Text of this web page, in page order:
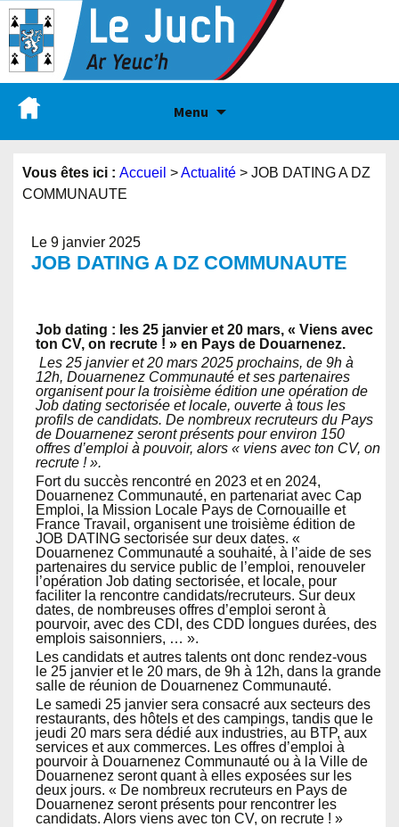
Menu
Vous êtes ici : Accueil >Actualité > JOB DATING A DZ
COMMUNAUTE
Le 9 janvier 2025
JOB DATING A DZ COMMUNAUTE
Job dating : les 25 janvier et 20 mars, « Viens avec
ton CV, on recrute ! » en Pays de Douarnenez.
Les 25 janvier et 20 mars 2025 prochains, de 9h à
12h, Douarnenez Communauté et ses partenaires
organisent pour la troisième édition une opération de
Job dating sectorisée et locale, ouverte à tous les
profils de candidats. De nombreux recruteurs du Pays
de Douarnenez seront présents pour environ 150
offres d’emploi à pouvoir, alors « viens avec ton CV, on
recrute ! ».
Fort du succès rencontré en 2023 et en 2024,
Douarnenez Communauté, en partenariat avec Cap
Emploi, la Mission Locale Pays de Cornouaille et
France Travail, organisent une troisième édition de
JOB DATING sectorisée sur deux dates. «
Douarnenez Communauté a souhaité, à l’aide de ses
partenaires du service public de l’emploi, renouveler
l’opération Job dating sectorisée, et locale, pour
faciliter la rencontre candidats/recruteurs. Sur deux
dates, de nombreuses offres d’emploi seront à
pourvoir, avec des CDI, des CDD longues durées, des
emplois saisonniers, … ».
Les candidats et autres talents ont donc rendez-vous
le 25 janvier et le 20 mars, de 9h à 12h, dans la grande
salle de réunion de Douarnenez Communauté.
Le samedi 25 janvier sera consacré aux secteurs des
restaurants, des hôtels et des campings, tandis que le
jeudi 20 mars sera dédié aux industries, au BTP, aux
services et aux commerces. Les offres d’emploi à
pourvoir à Douarnenez Communauté ou à la Ville de
Douarnenez seront quant à elles exposées sur les
deux jours. « De nombreux recruteurs en Pays de
Douarnenez seront présents pour rencontrer les
candidats. Alors viens avec ton CV, on recrute ! »